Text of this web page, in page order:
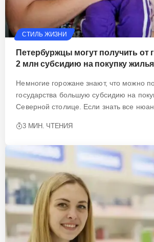
СТИЛЬ ЖИЗНИ
Петербуржцы могут получить от
2 млн субсидию на покупку жилья
Немногие горожане знают, что можно
государства большую субсидию на
Северной столице. Если знать все
3 МИН. ЧТЕНИЯ